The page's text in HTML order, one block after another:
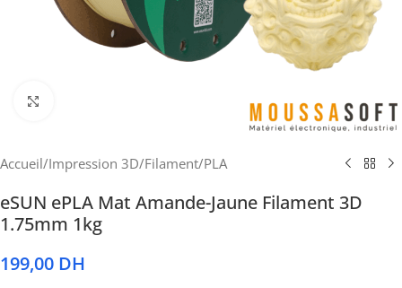
Accueil/Impression 3D/Filament/PLA
eSUN ePLA Mat Amande-Jaune Filament 3D
1.75mm 1kg
199,00 DH